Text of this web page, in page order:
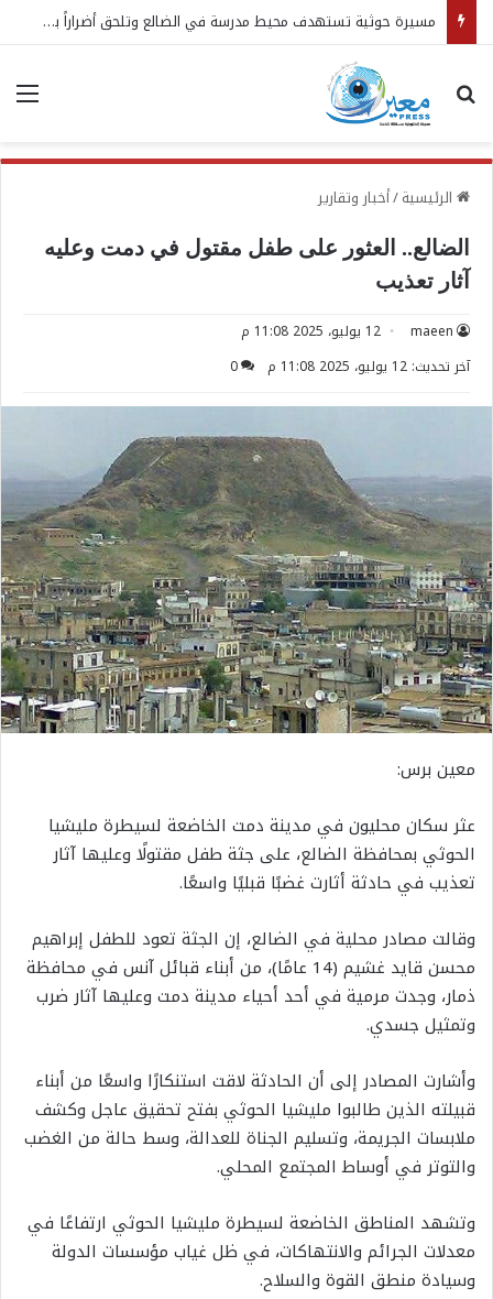
مسيرة حوثية تستهدف محيط مدرسة في الضالع وتلحق أضراراً بمنازل مدنية
بحث عن
الرئيسية/أخبار وتقارير
الضالع.. العثور على طفل مقتول في دمت وعليه
آثار تعذيب
maeen
12 يوليو، 2025 11:08 م
آخر تحديث: 12 يوليو، 2025 11:08 م
0
معين برس:
عثر سكان محليون في مدينة دمت الخاضعة لسيطرة مليشيا
الحوثي بمحافظة الضالع، على جثة طفل مقتولًا وعليها آثار
تعذيب في حادثة أثارت غضبًا قبليًا واسعًا.
وقالت مصادر محلية في الضالع، إن الجثة تعود للطفل إبراهيم
محسن قايد غشيم (14 عامًا)، من أبناء قبائل آنس في محافظة
ذمار، وجدت مرمية في أحد أحياء مدينة دمت وعليها آثار ضرب
وتمثيل جسدي.
وأشارت المصادر إلى أن الحادثة لاقت استنكارًا واسعًا من أبناء
قبيلته الذين طالبوا مليشيا الحوثي بفتح تحقيق عاجل وكشف
ملابسات الجريمة، وتسليم الجناة للعدالة، وسط حالة من الغضب
والتوتر في أوساط المجتمع المحلي.
وتشهد المناطق الخاضعة لسيطرة مليشيا الحوثي ارتفاعًا في
معدلات الجرائم والانتهاكات، في ظل غياب مؤسسات الدولة
وسيادة منطق القوة والسلاح.